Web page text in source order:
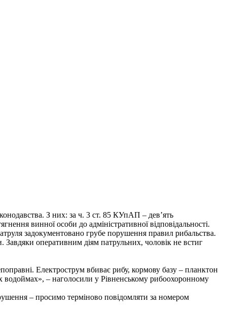
З них: за ч. 3 ст. 85 КУпАП – дев’ять
винної особи до адміністративної відповідальності.
задокументовано грубе порушення правил рибальства.
Завдяки оперативним діям патрульних, чоловік не встиг
Електрострум вбиває рибу, кормову базу – планктон
водоймах», – наголосили у Рівненському рибоохоронному
– просимо терміново повідомляти за номером